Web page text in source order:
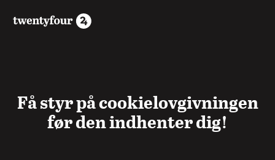
Få styr på cookielovgivningen
før den indhenter dig!